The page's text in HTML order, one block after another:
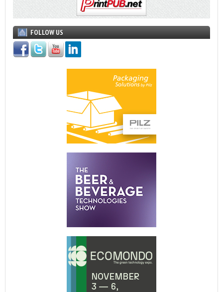
FOLLOW US